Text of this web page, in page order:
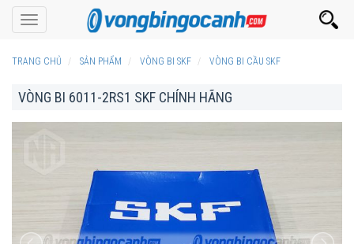
Toggle
navigation
TRANG CHỦ SẢN PHẨM VÒNG BI SKF VÒNG BI CẦU SKF
VÒNG BI 6011-2RS1 SKF CHÍNH HÃNG